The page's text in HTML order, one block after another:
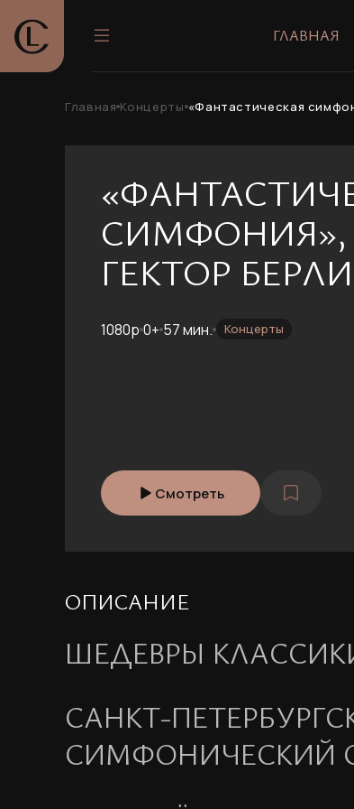
ГЛАВНАЯ
Главная Концерты «Фантастическая
СИМФОНИЯ»,
ГЕКТОР
1080p 0+ 57 мин. Концерты
Смотреть
ОПИСАНИЕ
ШЕДЕВРЫ
САНКТ-
СИМФОНИЧЕСКИЙ